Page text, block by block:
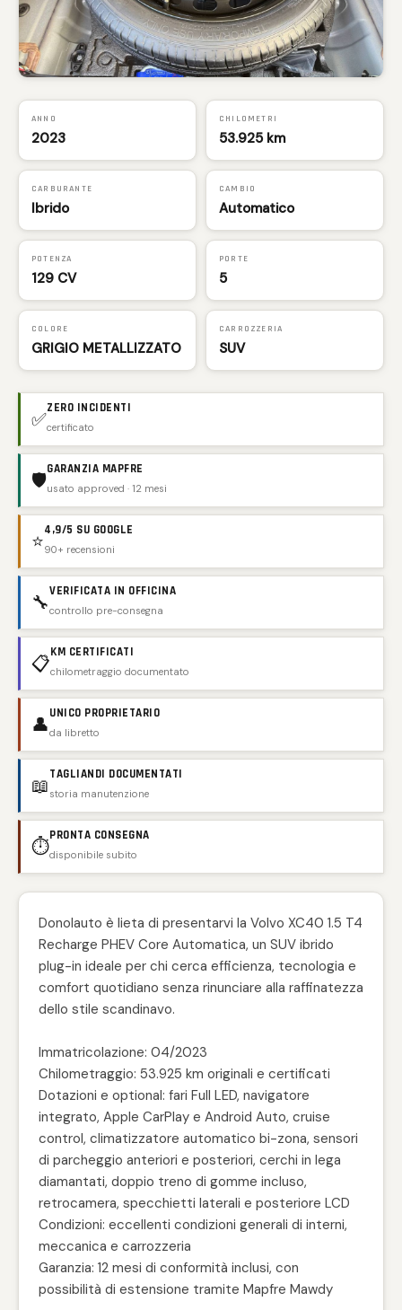
ANNO
2023
CHILOMETRI
53.925 km
CARBURANTE
Ibrido
CAMBIO
Automatico
POTENZA
129 CV
PORTE
5
COLORE
GRIGIO METALLIZZATO
CARROZZERIA
SUV
✅ZERO INCIDENTI
certificato
🛡️GARANZIA MAPFRE
usato approved · 12 mesi
⭐4,9/5 SU GOOGLE
90+ recensioni
🔧VERIFICATA IN OFFICINA
controllo pre-consegna
📋KM CERTIFICATI
chilometraggio documentato
👤UNICO PROPRIETARIO
da libretto
📖TAGLIANDI DOCUMENTATI
storia manutenzione
⏱️PRONTA CONSEGNA
disponibile subito
Donolauto è lieta di presentarvi la Volvo XC40 1.5 T4
Recharge PHEV Core Automatica, un SUV ibrido
plug-in ideale per chi cerca efficienza, tecnologia e
comfort quotidiano senza rinunciare alla raffinatezza
dello stile scandinavo.
Immatricolazione: 04/2023
Chilometraggio: 53.925 km originali e certificati
Dotazioni e optional: fari Full LED, navigatore
integrato, Apple CarPlay e Android Auto, cruise
control, climatizzatore automatico bi-zona, sensori
di parcheggio anteriori e posteriori, cerchi in lega
diamantati, doppio treno di gomme incluso,
retrocamera, specchietti laterali e posteriore LCD
Condizioni: eccellenti condizioni generali di interni,
meccanica e carrozzeria
Garanzia: 12 mesi di conformità inclusi, con
possibilità di estensione tramite Mapfre Mawdy